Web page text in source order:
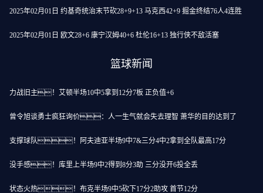
2025年02月01日 约基奇统治末节砍28+9+13 马克西42+9 掘金终结76人4连胜
2025年02月01日 欧文28+6 康宁汉姆40+6 杜伦16+13 独行侠不敌活塞
篮球新闻
力战旧主！艾顿半场10中5拿到12分7板 正负值+6
曾令旭谈勇士疯狂询价：人一生气就会失去理智 萧华的目的达到了
支撑球队！阿夫迪亚半场9中7&三分4中2拿到全队最高17分
没手感！库里上半场9中2得到8分3助 三分没开6投全丢
状态火热！布克半场9中5砍下17分2助攻 首节12分